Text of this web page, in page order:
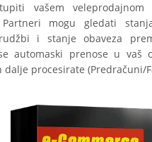
vašem
mogu gledati
i stanje obaveza
automaski prenose u vaš
dalje procesirate (Predračuni/